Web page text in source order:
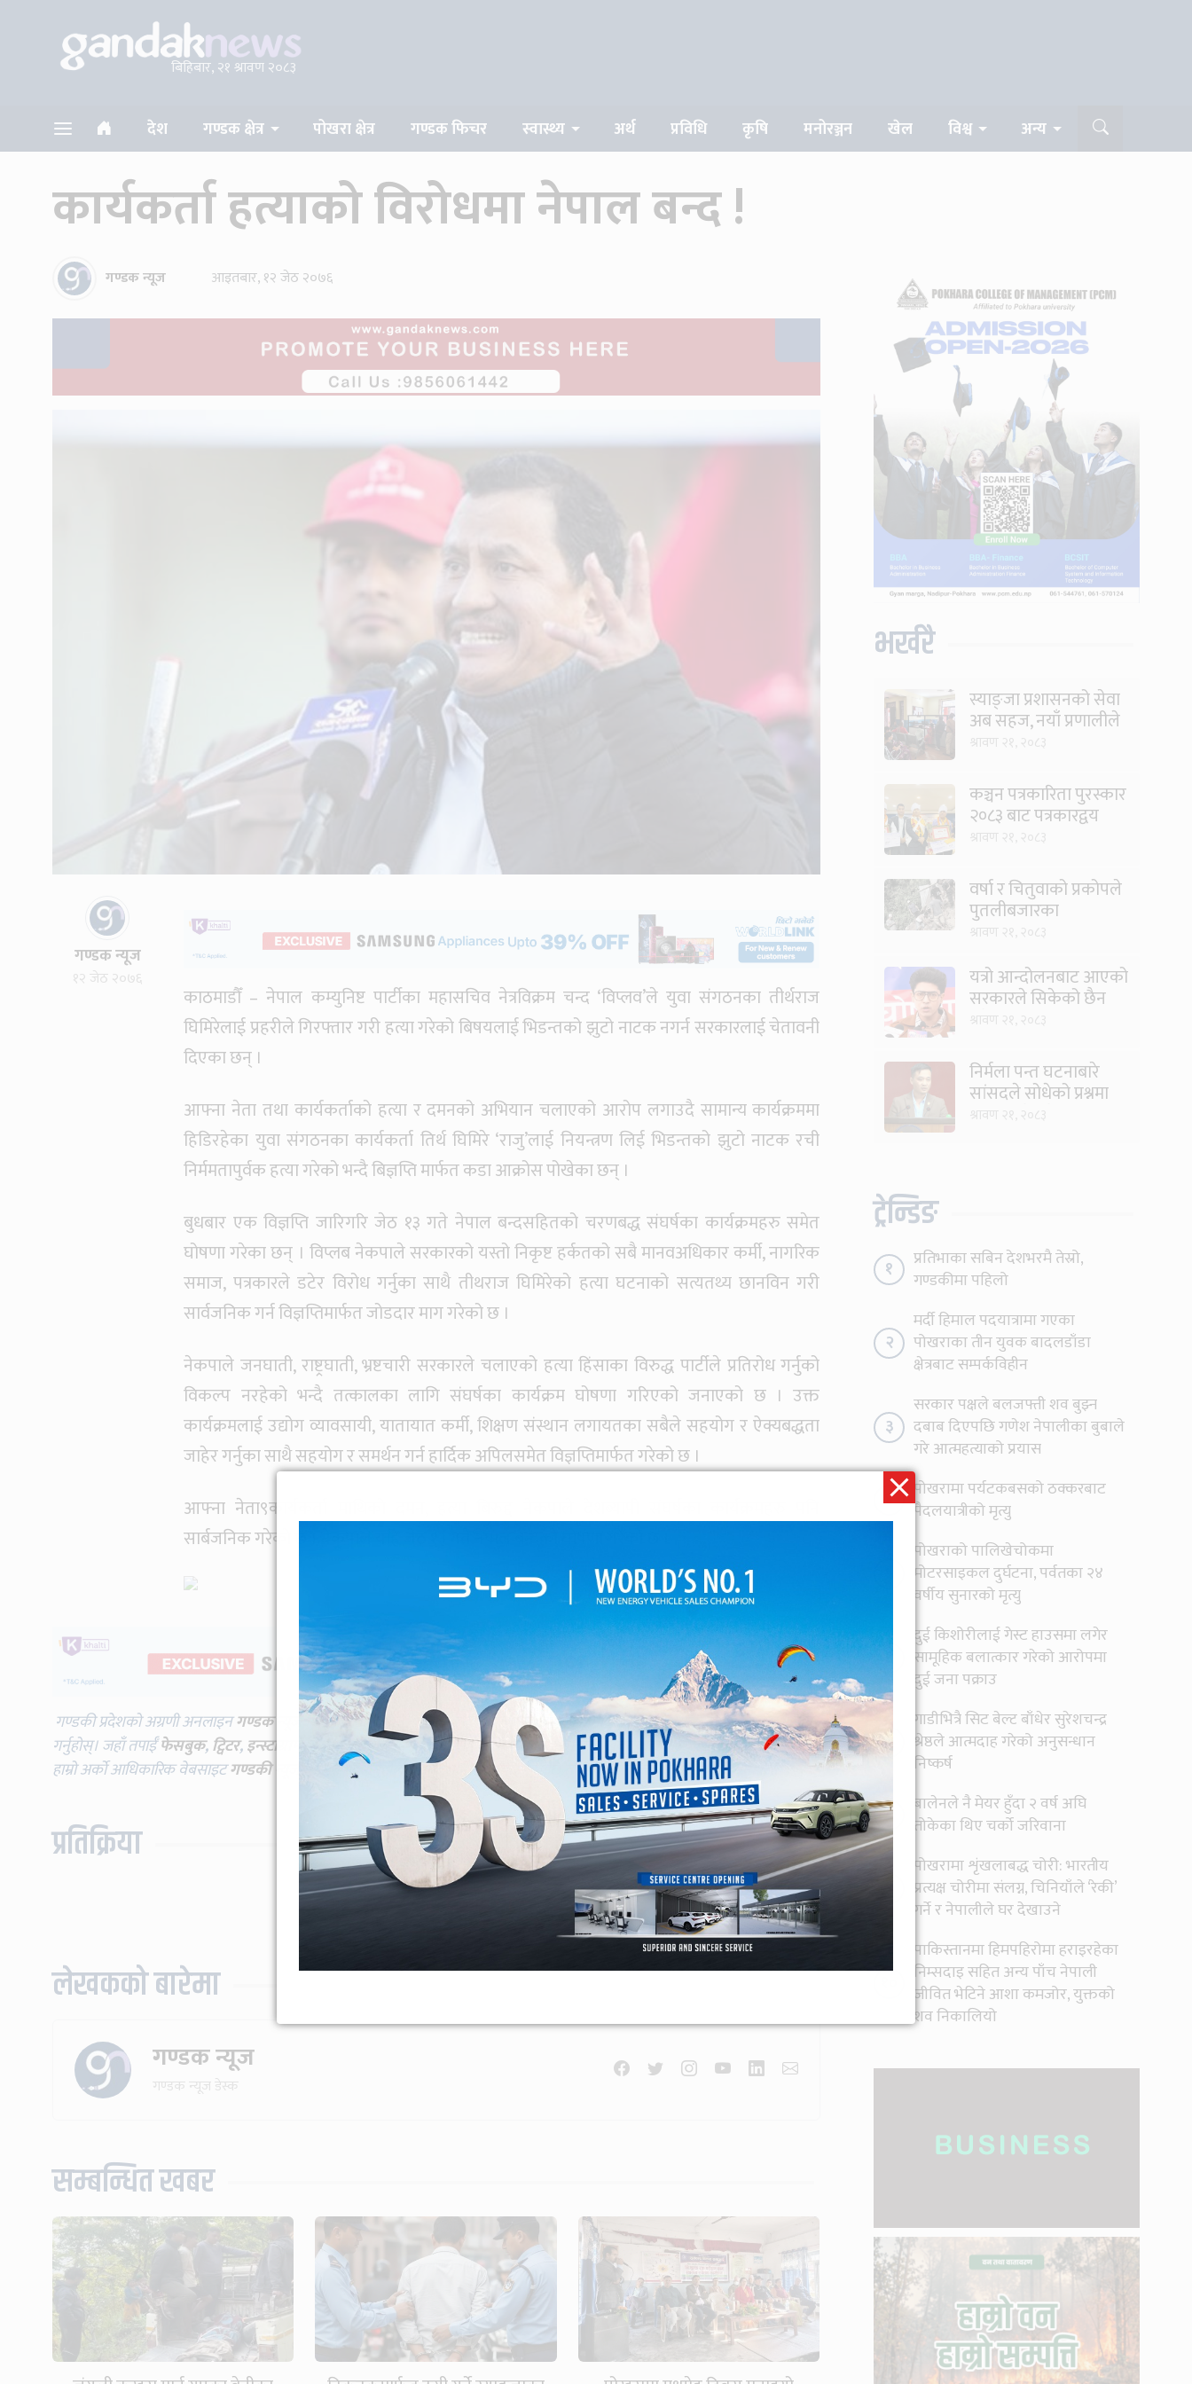
बिहिबार, २१ श्रावण २०८३
देश गण्डक क्षेत्र पोखरा क्षेत्र गण्डक फिचर स्वास्थ्य अर्थ प्रविधि कृषि मनोरञ्जन खेल विश्व अन्य
कार्यकर्ता हत्याको विरोधमा नेपाल बन्द !
गण्डक न्यूज आइतबार, १२ जेठ २०७६
गण्डक न्यूज
१२ जेठ २०७६
काठमाडौँ – नेपाल कम्युनिष्ट पार्टीका महासचिव नेत्रविक्रम चन्द ‘विप्लव’ले युवा संगठनका तीर्थराज
घिमिरेलाई प्रहरीले गिरफ्तार गरी हत्या गरेको बिषयलाई भिडन्तको झुटो नाटक नगर्न सरकारलाई चेतावनी
दिएका छन् ।
आफ्ना नेता तथा कार्यकर्ताको हत्या र दमनको अभियान चलाएको आरोप लगाउदै सामान्य कार्यक्रममा
हिडिरहेका युवा संगठनका कार्यकर्ता तिर्थ घिमिरे ‘राजु’लाई नियन्त्रण लिई भिडन्तको झुटो नाटक रची
निर्ममतापुर्वक हत्या गरेको भन्दै बिज्ञप्ति मार्फत कडा आक्रोस पोखेका छन् ।
बुधबार एक विज्ञप्ति जारिगरि जेठ १३ गते नेपाल बन्दसहितको चरणबद्ध संघर्षका कार्यक्रमहरु समेत
घोषणा गरेका छन् । विप्लब नेकपाले सरकारको यस्तो निकृष्ट हर्कतको सबै मानवअधिकार कर्मी, नागरिक
समाज, पत्रकारले डटेर विरोध गर्नुका साथै तीथराज घिमिरेको हत्या घटनाको सत्यतथ्य छानविन गरी
सार्वजनिक गर्न विज्ञप्तिमार्फत जोडदार माग गरेको छ ।
नेकपाले जनघाती, राष्ट्रघाती, भ्रष्टचारी सरकारले चलाएको हत्या हिंसाका विरुद्ध पार्टीले प्रतिरोध गर्नुको
विकल्प नरहेको भन्दै तत्कालका लागि संघर्षका कार्यक्रम घोषणा गरिएको जनाएको छ । उक्त
कार्यक्रमलाई उद्योग व्यावसायी, यातायात कर्मी, शिक्षण संस्थान लगायतका सबैले सहयोग र ऐक्यबद्धता
जाहेर गर्नुका साथै सहयोग र समर्थन गर्न हार्दिक अपिलसमेत विज्ञप्तिमार्फत गरेको छ ।
आफ्ना नेता९कार्यकर्ता माथिको दमन, हत्या बिरुद्द नेकपाले देशब्यापी संघर्षका कार्यक्रमहरु पनि
सार्बजनिक गरेको छ । नेकपाले यहि जेठ १३ गते नेपाल बन्दको घोषणा गरेको छ ।
गण्डकी प्रदेशको अग्रणी अनलाइनगण्डक न्यूजविभिन्न प्लाटफर्ममा उपलब्ध छन्। सामाजिक सञ्जालहरूमा हाम्रो च्यानल सब्स्क्राइब गर्नयहाँ क्लिक
गर्नुहोस्। जहाँ तपाईँफेसबुक,ट्विटर,इन्स्टाग्राम लगायतमा पनि हाम्रा सामाग्री हेर्न सक्नुहुन्छ। नयाँ खबर थाहा पाउनका लागिगण्डक न्यूजर
हाम्रो अर्को आधिकारिक वेबसाइटगण्डकी न्यूज भिजिट गर्दै गर्नुहोला। साथै, माथि समाचार पढेपछि तपाईँको प्रतिक्रिया के छ? व्यक्त गर्नुहोला।
प्रतिक्रिया
लेखकको बारेमा
गण्डक न्यूज
गण्डक न्यूज डेस्क
सम्बन्धित खबर
भर्खरै
स्याङ्जा प्रशासनको सेवा
अब सहज, नयाँ प्रणालीले
कञ्चन पत्रकारिता पुरस्कार
२०८३ बाट पत्रकारद्वय
वर्षा र चितुवाको प्रकोपले
पुतलीबजारका
यत्रो आन्दोलनबाट आएको
सरकारले सिकेको छैन
भएन ?: मिराज ढुंगाना
निर्मला पन्त घटनाबारे
सांसदले सोधेको प्रश्नमा
ट्रेन्डिङ
१
प्रतिभाका सबिन देशभरमै तेस्रो,
गण्डकीमा पहिलो
२
मर्दी हिमाल पदयात्रामा गएका
पोखराका तीन युवक बादलडाँडा
क्षेत्रबाट सम्पर्कविहीन
३
सरकार पक्षले बलजफ्ती शव बुझ्न
दबाब दिएपछि गणेश नेपालीका बुबाले
गरे आत्महत्याको प्रयास
४
पोखरामा पर्यटकबसको ठक्करबाट
पैदलयात्रीको मृत्यु
पोखराको पालिखेचोकमा
मोटरसाइकल दुर्घटना, पर्वतका २४
वर्षीय सुनारको मृत्यु
६
दुई किशोरीलाई गेस्ट हाउसमा लगेर
सामूहिक बलात्कार गरेको आरोपमा
दुई जना पक्राउ
७
गाडीभित्रै सिट बेल्ट बाँधेर सुरेशचन्द्र
श्रेष्ठले आत्मदाह गरेको अनुसन्धान
निष्कर्ष
८
बालेनले नै मेयर हुँदा २ वर्ष अघि
तोकेका थिए चर्को जरिवाना
९
पोखरामा शृंखलाबद्ध चोरी: भारतीय
प्रत्यक्ष चोरीमा संलग्न, चिनियाँले ‘रेकी’
गर्ने र नेपालीले घर देखाउने
पाकिस्तानमा हिमपहिरोमा हराइरहेका
निम्सदाइ सहित अन्य पाँच नेपाली
जीवित भेटिने आशा कमजोर, युक्तको
शव निकालियो